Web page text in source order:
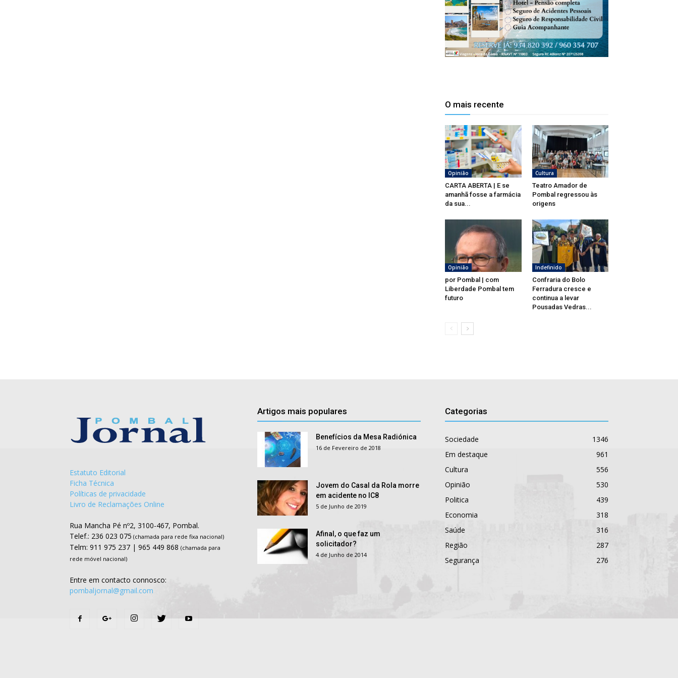
O mais recente
Opinião
CARTA ABERTA | E se
amanhã fosse a farmácia
da sua...
Cultura
Teatro Amador de
Pombal regressou às
origens
Opinião
por Pombal | com
Liberdade Pombal tem
futuro
Indefinido
Confraria do Bolo
Ferradura cresce e
continua a levar
Pousadas Vedras...
Estatuto Editorial
Ficha Técnica
Políticas de privacidade
Livro de Reclamações Online
Rua Mancha Pé nº2, 3100-467, Pombal.
Telef.: 236 023 075 (chamada para rede fixa nacional)
Telm: 911 975 237 | 965 449 868 (chamada para
rede móvel nacional)
Entre em contacto connosco:
pombaljornal@gmail.com
Artigos mais populares
Benefícios da Mesa Radiónica
16 de Fevereiro de 2018
Jovem do Casal da Rola morre
em acidente no IC8
5 de Junho de 2019
Afinal, o que faz um
solicitador?
4 de Junho de 2014
Categorias
Sociedade
1346
Em destaque
961
Cultura
556
Opinião
530
Politica
439
Economia
318
Saúde
316
Região
287
Segurança
276